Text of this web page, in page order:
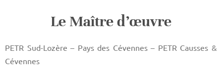
Le Maître d’œuvre
PETR Sud-Lozère – Pays des Cévennes – PETR Causses &
Cévennes